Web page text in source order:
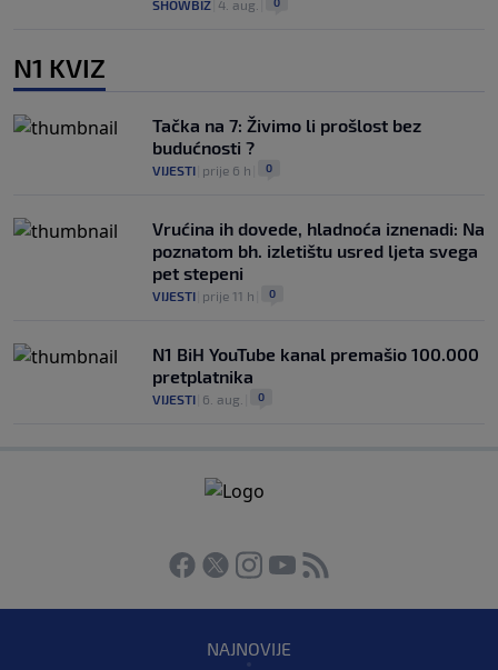
SHOWBIZ 4. aug. 0
N1 KVIZ
Tačka na 7: Živimo li prošlost bez
budućnosti ?
VIJESTI prije 6 h 0
Vrućina ih dovede, hladnoća iznenadi: Na
poznatom bh. izletištu usred ljeta svega
pet stepeni
VIJESTI prije 11 h 0
N1 BiH YouTube kanal premašio 100.000
pretplatnika
VIJESTI 6. aug. 0
NAJNOVIJE